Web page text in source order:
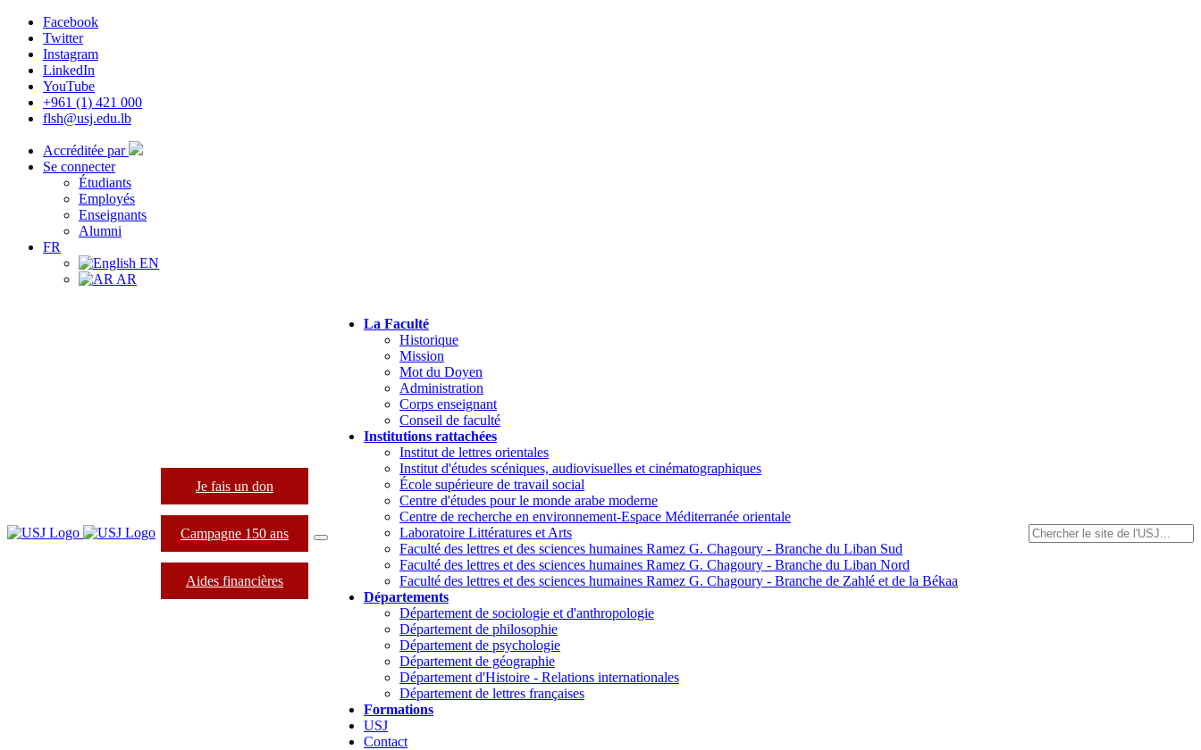
Facebook
Twitter
Instagram
LinkedIn
YouTube
+961 (1) 421 000
flsh@usj.edu.lb
Accréditée par
Se connecter
Étudiants
Employés
Enseignants
Alumni
FR
EN
AR
Je fais un don
Campagne 150 ans
Aides financières
La Faculté
Historique
Mission
Mot du Doyen
Administration
Corps enseignant
Conseil de faculté
Institutions rattachées
Institut de lettres orientales
Institut d'études scéniques, audiovisuelles et cinématographiques
École supérieure de travail social
Centre d'études pour le monde arabe moderne
Centre de recherche en environnement-Espace Méditerranée orientale
Laboratoire Littératures et Arts
Faculté des lettres et des sciences humaines Ramez G. Chagoury - Branche du Liban Sud
Faculté des lettres et des sciences humaines Ramez G. Chagoury - Branche du Liban Nord
Faculté des lettres et des sciences humaines Ramez G. Chagoury - Branche de Zahlé et de la Békaa
Départements
Département de sociologie et d'anthropologie
Département de philosophie
Département de psychologie
Département de géographie
Département d'Histoire - Relations internationales
Département de lettres françaises
Formations
USJ
Contact